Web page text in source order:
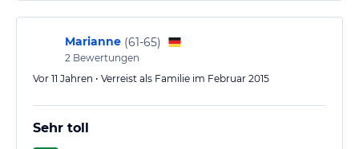
Marianne (61-65)
2 Bewertungen
Vor 11 Jahren • Verreist als Familie im Februar 2015
Sehr toll